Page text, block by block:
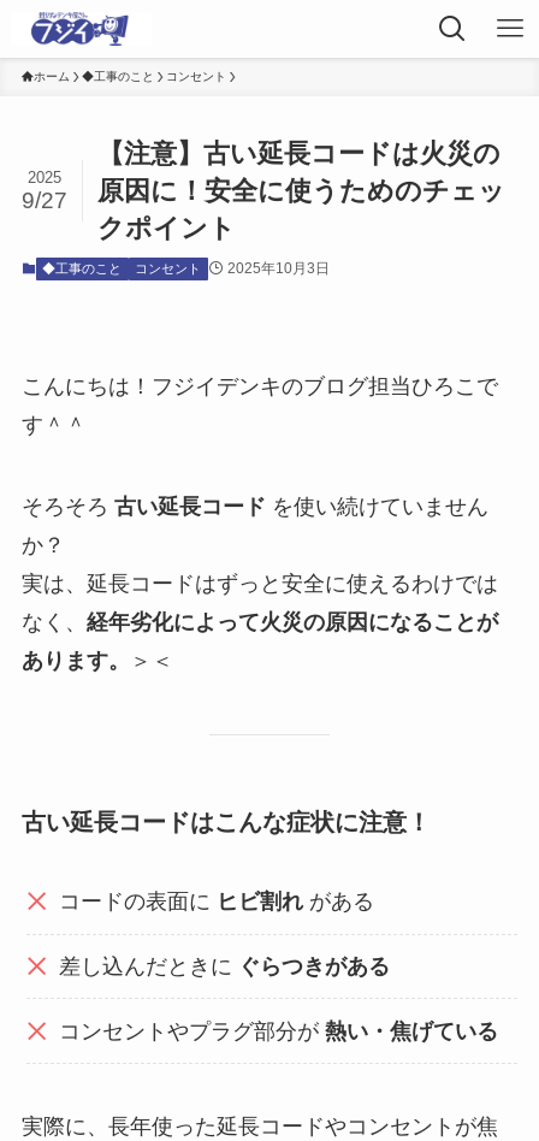
ホーム ◆工事のこと コンセント
【注意】古い延長コードは火災の
原因に！安全に使うためのチェッ
クポイント
2025
9/27
◆工事のこと コンセント 2025年10月3日
こんにちは！フジイデンキのブログ担当ひろこで
す＾＾
そろそろ 古い延長コード を使い続けていません
か？
実は、延長コードはずっと安全に使えるわけでは
なく、 経年劣化によって火災の原因になることが
あります。
＞＜
古い延長コードはこんな症状に注意！
コードの表面に ヒビ割れ がある
差し込んだときに ぐらつきがある
コンセントやプラグ部分が熱い・焦げている
実際に、長年使った延長コードやコンセントが焦